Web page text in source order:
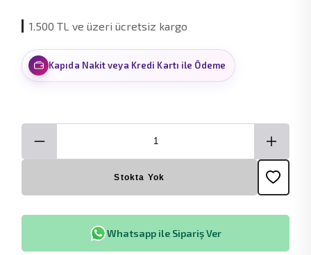
1.500 TL ve üzeri ücretsiz kargo
Kapıda Nakit veya Kredi Kartı ile Ödeme
Stokta Yok
Whatsapp ile Sipariş Ver